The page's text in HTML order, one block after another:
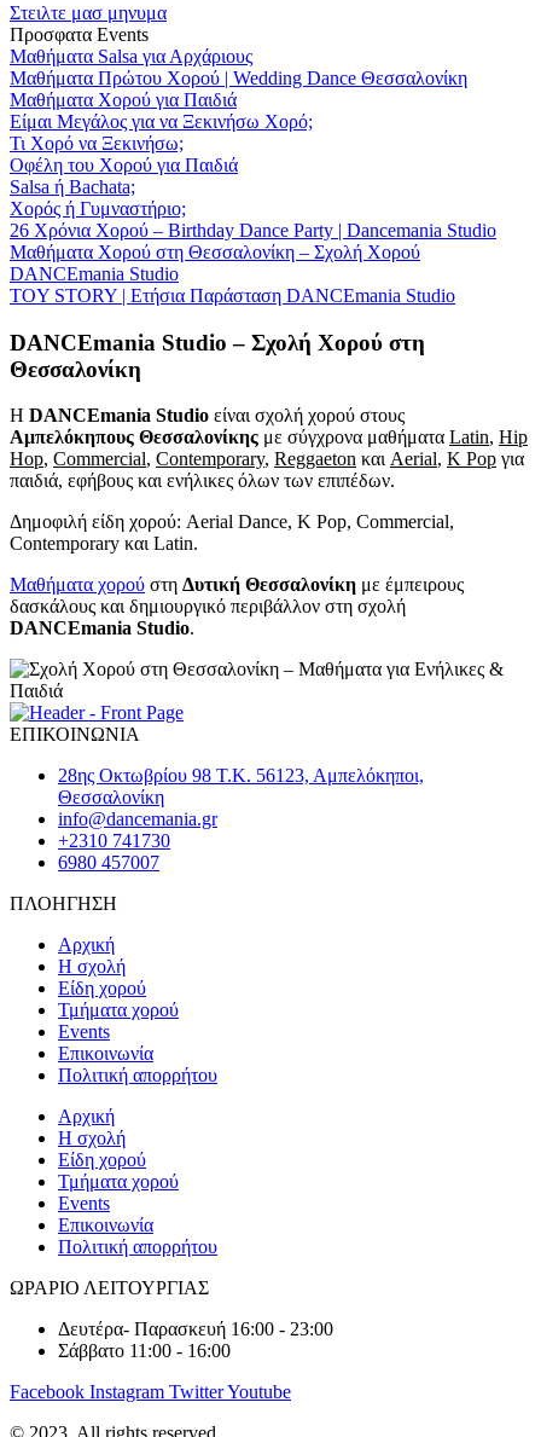
Στειλτε μασ μηνυμα
Προσφατα Events
Μαθήματα Salsa για Αρχάριους
Μαθήματα Πρώτου Χορού | Wedding Dance Θεσσαλονίκη
Μαθήματα Χορού για Παιδιά
Είμαι Μεγάλος για να Ξεκινήσω Χορό;
Τι Χορό να Ξεκινήσω;
Οφέλη του Χορού για Παιδιά
Salsa ή Bachata;
Χορός ή Γυμναστήριο;
26 Χρόνια Χορού – Birthday Dance Party | Dancemania Studio
Μαθήματα Χορού στη Θεσσαλονίκη – Σχολή Χορού
DANCEmania Studio
TOY STORY | Ετήσια Παράσταση DANCEmania Studio
DANCEmania Studio – Σχολή Χορού στη
Θεσσαλονίκη
Η DANCEmania Studio είναι σχολή χορού στους
Αμπελόκηπους Θεσσαλονίκης με σύγχρονα μαθήματα Latin, Hip
Hop, Commercial, Contemporary, Reggaeton και Aerial, K Pop για
παιδιά, εφήβους και ενήλικες όλων των επιπέδων.
Δημοφιλή είδη χορού: Aerial Dance, K Pop, Commercial,
Contemporary και Latin.
Μαθήματα χορού στη Δυτική Θεσσαλονίκη με έμπειρους
δασκάλους και δημιουργικό περιβάλλον στη σχολή
DANCEmania Studio.
ΕΠΙΚΟΙΝΩΝΙΑ
28ης Οκτωβρίου 98 Τ.Κ. 56123, Αμπελόκηποι,
Θεσσαλονίκη
info@dancemania.gr
+2310 741730
6980 457007
ΠΛΟΗΓΗΣΗ
Αρχική
Η σχολή
Είδη χορού
Τμήματα χορού
Events
Επικοινωνία
Πολιτική απορρήτου
Αρχική
Η σχολή
Είδη χορού
Τμήματα χορού
Events
Επικοινωνία
Πολιτική απορρήτου
ΩΡΑΡΙΟ ΛΕΙΤΟΥΡΓΙΑΣ
Δευτέρα- Παρασκευή 16:00 - 23:00
Σάββατο 11:00 - 16:00
Facebook Instagram TwitterYoutube